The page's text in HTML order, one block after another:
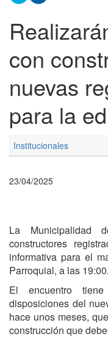
con
nuevas
para la
Institucionales
23/04/2025
La Municipalidad
constructores
informativa para el
Parroquial, a las 19:00.
El encuentro
disposiciones del
hace unos meses,
construcción que